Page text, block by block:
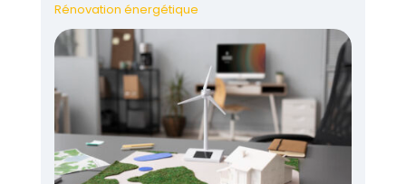
Rénovation énergétique